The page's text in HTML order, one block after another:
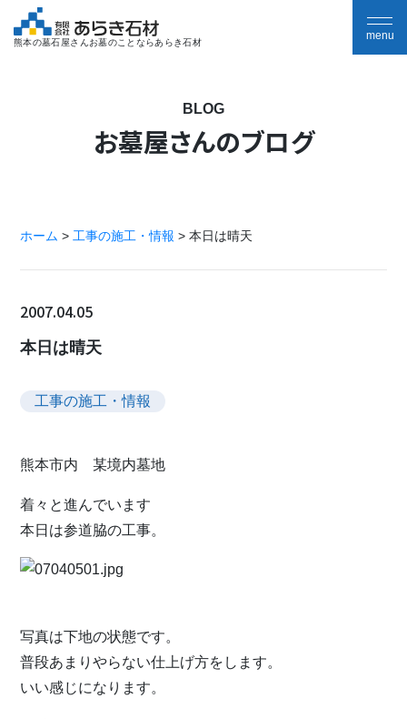
熊本の墓石屋さんお墓のことならあらき石材
BLOG
お墓屋さんのブログ
ホーム > 工事の施工・情報 >本日は晴天
2007.04.05
本日は晴天
工事の施工・情報
熊本市内 某境内墓地
着々と進んでいます
本日は参道脇の工事。
写真は下地の状態です。
普段あまりやらない仕上げ方をします。
いい感じになります。